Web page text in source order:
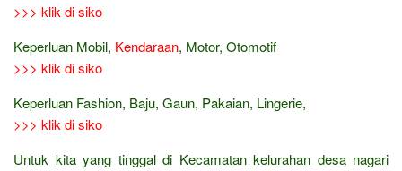
>>> klik di siko
Keperluan Mobil, Kendaraan, Motor, Otomotif
>>> klik di siko
Keperluan Fashion, Baju, Gaun, Pakaian, Lingerie,
>>> klik di siko
Untuk kita yang tinggal di Kecamatan kelurahan desa nagari